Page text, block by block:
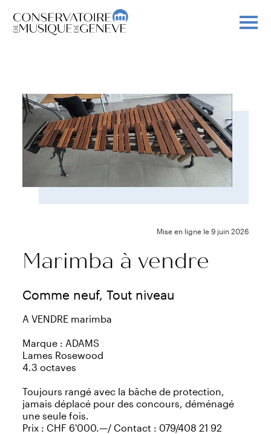
Mise en ligne le 9 juin 2026
Marimba à vendre
Comme neuf, Tout niveau
A VENDRE marimba
Marque : ADAMS
Lames Rosewood
4.3 octaves
Toujours rangé avec la bâche de protection,
jamais déplacé pour des concours, déménagé
une seule fois.
Prix : CHF 6'000.—/ Contact : 079/408 21 92